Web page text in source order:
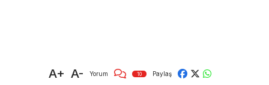
A+ A- Yorum 10 Paylaş